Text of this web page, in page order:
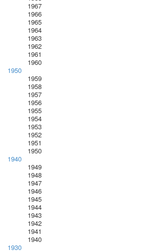
1967
1966
1965
1964
1963
1962
1961
1960
1950
1959
1958
1957
1956
1955
1954
1953
1952
1951
1950
1940
1949
1948
1947
1946
1945
1944
1943
1942
1941
1940
1930